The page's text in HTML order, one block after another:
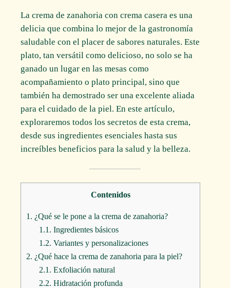
La crema de zanahoria con crema casera es una
delicia que combina lo mejor de la gastronomía
saludable con el placer de sabores naturales. Este
plato, tan versátil como delicioso, no solo se ha
ganado un lugar en las mesas como
acompañamiento o plato principal, sino que
también ha demostrado ser una excelente aliada
para el cuidado de la piel. En este artículo,
exploraremos todos los secretos de esta crema,
desde sus ingredientes esenciales hasta sus
increíbles beneficios para la salud y la belleza.
Contenidos
1. ¿Qué se le pone a la crema de zanahoria?
1.1. Ingredientes básicos
1.2. Variantes y personalizaciones
2. ¿Qué hace la crema de zanahoria para la piel?
2.1. Exfoliación natural
2.2. Hidratación profunda